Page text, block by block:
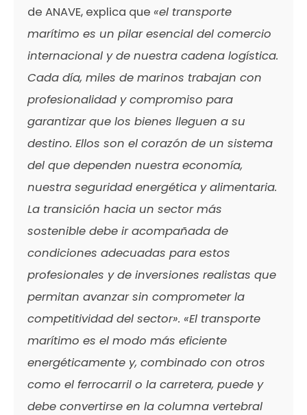
de ANAVE, explica que «el transporte
marítimo es un pilar esencial del comercio
internacional y de nuestra cadena logística.
Cada día, miles de marinos trabajan con
profesionalidad y compromiso para
garantizar que los bienes lleguen a su
destino. Ellos son el corazón de un sistema
del que dependen nuestra economía,
nuestra seguridad energética y alimentaria.
La transición hacia un sector más
sostenible debe ir acompañada de
condiciones adecuadas para estos
profesionales y de inversiones realistas que
permitan avanzar sin comprometer la
competitividad del sector». «El transporte
marítimo es el modo más eficiente
energéticamente y, combinado con otros
como el ferrocarril o la carretera, puede y
debe convertirse en la columna vertebral